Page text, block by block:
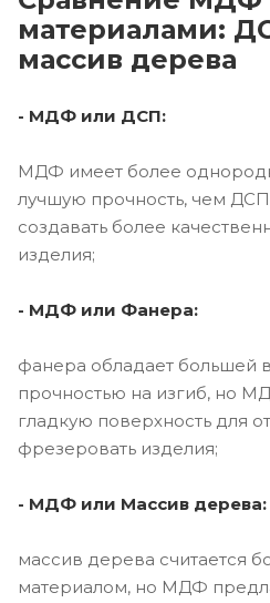
материалами:
массив дерева
- МДФ или ДСП:
МДФ имеет более
лучшую прочность, чем
создавать более
изделия;
- МДФ или Фанера:
фанера обладает большей
прочностью на изгиб, но
гладкую поверхность для
фрезеровать изделия;
- МДФ или Массив дерева:
массив дерева считается
материалом, но МДФ